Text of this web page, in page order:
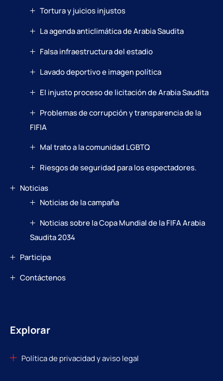
Tortura y juicios injustos
La agenda anticlimática de Arabia Saudita
Falsa infraestructura del estadio
Lavado deportivo e imagen política
El injusto proceso de licitación de Arabia Saudita
Problemas de corrupción y transparencia de la
FIFIA
Mal trato a la comunidad LGBTQ
Riesgos de seguridad para los espectadores.
Noticias
Noticias de la campaña
Noticias sobre la Copa Mundial de la FIFA Arabia
Saudita 2034
Participa
Contáctenos
Explorar
Política de privacidad y aviso legal